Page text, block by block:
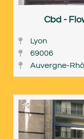
Cbd -
Lyon
69006
Auvergne-